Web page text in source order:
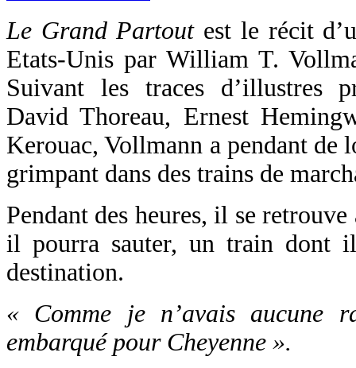
Le Grand Partoutest le récit
Etats-Unis par William T.
Suivant les traces d’illustres
David Thoreau, Ernest
Kerouac, Vollmann a pendant de
grimpant dans des trains de
Pendant des heures, il se
il pourra sauter, un train dont
destination.
« Comme je n’avais aucune
embarqué pour Cheyenne ».